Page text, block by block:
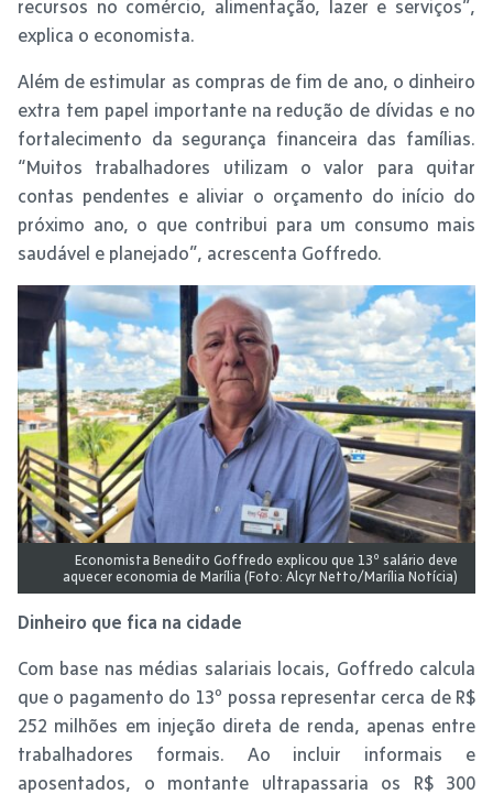
recursos no comércio, alimentação, lazer e serviços”,
explica o economista.
Além de estimular as compras de fim de ano, o dinheiro
extra tem papel importante na redução de dívidas e no
fortalecimento da segurança financeira das famílias.
“Muitos trabalhadores utilizam o valor para quitar
contas pendentes e aliviar o orçamento do início do
próximo ano, o que contribui para um consumo mais
saudável e planejado”, acrescenta Goffredo.
Economista Benedito Goffredo explicou que 13º salário deve
aquecer economia de Marília (Foto: Alcyr Netto/Marília Notícia)
Dinheiro que fica na cidade
Com base nas médias salariais locais, Goffredo calcula
que o pagamento do 13º possa representar cerca de R$
252 milhões em injeção direta de renda, apenas entre
trabalhadores formais. Ao incluir informais e
aposentados, o montante ultrapassaria os R$ 300